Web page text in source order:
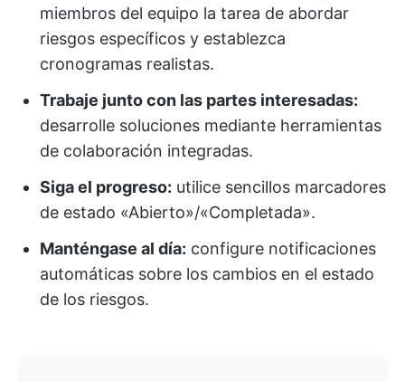
miembros del equipo la tarea de abordar
riesgos específicos y establezca
cronogramas realistas.
Trabaje junto con las partes interesadas:
desarrolle soluciones mediante herramientas
de colaboración integradas.
Siga el progreso: utilice sencillos marcadores
de estado «Abierto»/«Completada».
Manténgase al día: configure notificaciones
automáticas sobre los cambios en el estado
de los riesgos.